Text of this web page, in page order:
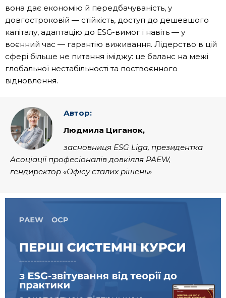
вона дає економію й передбачуваність, у
довгостроковій — стійкість, доступ до дешевшого
капіталу, адаптацію до ESG-вимог і навіть — у
воєнний час — гарантію виживання. Лідерство в цій
сфері більше не питання іміджу: це баланс на межі
глобальної нестабільності та поствоєнного
відновлення.
Автор:
Людмила Циганок,
засновниця ESG Liga, президентка
Асоціації професіоналів довкілля PAEW,
гендиректор «Офісу сталих рішень»